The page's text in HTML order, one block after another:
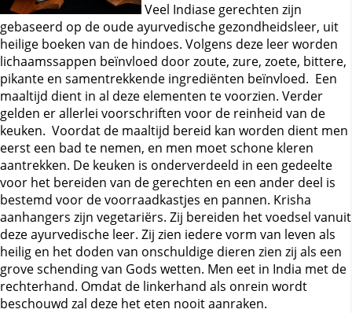
Veel Indiase gerechten zijn
gebaseerd op de oude ayurvedische gezondheidsleer, uit
heilige boeken van de hindoes. Volgens deze leer worden
lichaamssappen beïnvloed door zoute, zure, zoete, bittere,
pikante en samentrekkende ingrediënten beïnvloed. Een
maaltijd dient in al deze elementen te voorzien. Verder
gelden er allerlei voorschriften voor de reinheid van de
keuken. Voordat de maaltijd bereid kan worden dient men
eerst een bad te nemen, en men moet schone kleren
aantrekken. De keuken is onderverdeeld in een gedeelte
voor het bereiden van de gerechten en een ander deel is
bestemd voor de voorraadkastjes en pannen. Krisha
aanhangers zijn vegetariërs. Zij bereiden het voedsel vanuit
deze ayurvedische leer. Zij zien iedere vorm van leven als
heilig en het doden van onschuldige dieren zien zij als een
grove schending van Gods wetten. Men eet in India met de
rechterhand. Omdat de linkerhand als onrein wordt
beschouwd zal deze het eten nooit aanraken.